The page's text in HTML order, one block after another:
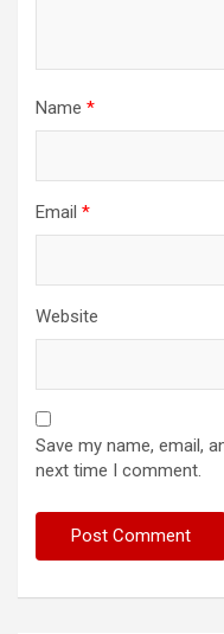
Name *
Email *
Website
Save my name, email,
next time I comment.